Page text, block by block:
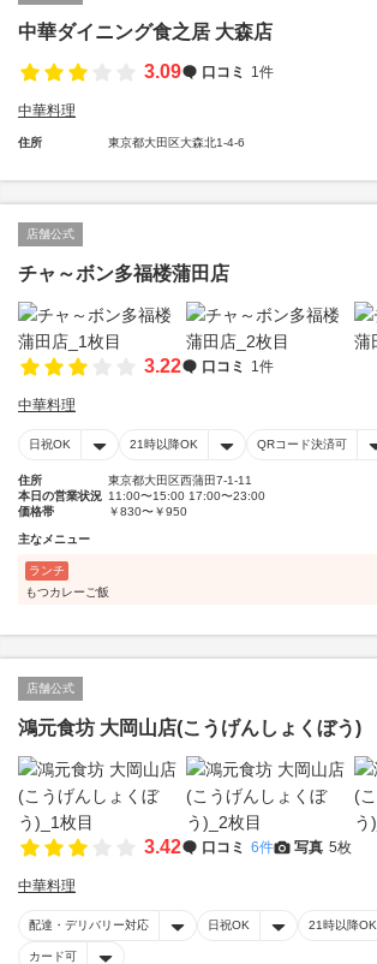
中華ダイニング食之居 大森店
3.09
口コミ 1件
中華料理
住所 東京都大田区大森北1-4-6
店舗公式
チャ～ボン多福楼蒲田店
3.22 口コミ 1件
中華料理
日祝OK 21時以降OK QRコード決済可
住所
東京都大田区西蒲田7-1-11
本日の営業状況 11:00〜15:00 17:00〜23:00
価格帯
￥830〜￥950
主なメニュー
ランチ
もつカレーご飯
店舗公式
鴻元食坊 大岡山店(こうげんしょくぼう)
3.42 口コミ 6件 写真 5枚
中華料理
配達・デリバリー対応 日祝OK 21時以降OK
カード可